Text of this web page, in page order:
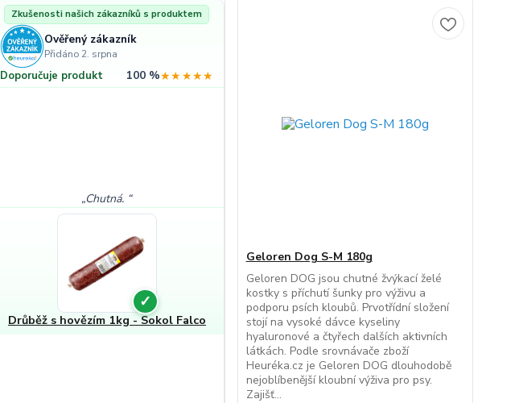
Zkušenosti našich zákazníků s produktem
Ověřený zákazník
Přidáno 2. srpna
Doporučuje produkt 100 %★★★★★
Chutná.
✓
Drůběž s hovězím 1kg - Sokol Falco
Geloren Dog S-M 180g
Geloren DOG jsou chutné žvýkací želé
kostky s příchutí šunky pro výživu a
podporu psích kloubů. Prvotřídní složení
stojí na vysoké dávce kyseliny
hyaluronové a čtyřech dalších aktivních
látkách. Podle srovnávače zboží
Heuréka.cz je Geloren DOG dlouhodobě
nejoblíbenější kloubní výživa pro psy.
Zajišť...